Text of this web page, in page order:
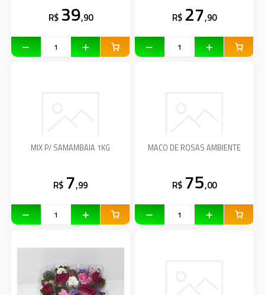
R$ 39,90 R$ 27,90
MIX P/ SAMAMBAIA 1KG
R$ 7,99
MACO DE ROSAS AMBIENTE
R$ 75,00